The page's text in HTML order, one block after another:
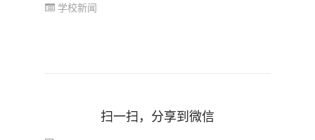
学校新闻
扫一扫，分享到微信